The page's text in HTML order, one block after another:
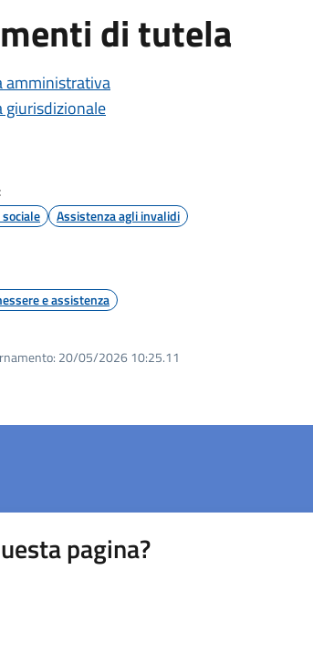
di tutela
amministrativa
giurisdizionale
Assistenza agli invalidi
e assistenza
20/05/2026 10:25.11
pagina?